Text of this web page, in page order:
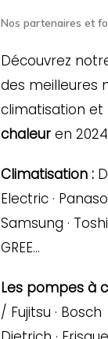
Nos partenaires et
Découvrez
des meilleures
climatisation et
chaleuren
Climatisation :
Electric ·
Samsung ·
GREE…
Les pompes à
/ Fujitsu · Bosch